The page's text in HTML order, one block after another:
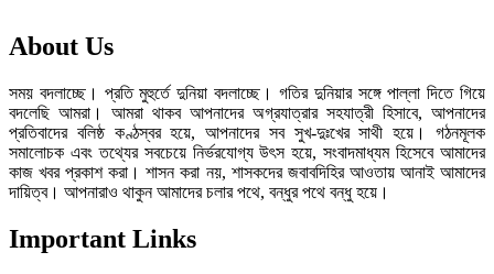
About Us
সময় বদলাচ্ছে। প্রতি মুহুর্তে দুনিয়া বদলাচ্ছে। গতির দুনিয়ার সঙ্গে পাল্লা দিতে গিয়ে
বদলেছি আমরা। আমরা থাকব আপনাদের অগ্রযাত্রার সহযাত্রী হিসাবে, আপনাদের
প্রতিবাদের বলিষ্ঠ কণ্ঠস্বর হয়ে, আপনাদের সব সুখ-দুঃখের সাথী হয়ে। গঠনমূলক
সমালোচক এবং তথ্যের সবচেয়ে নির্ভরযোগ্য উ‍ৎস হয়ে, সংবাদমাধ্যম হিসেবে আমাদের
কাজ খবর প্রকাশ করা। শাসন করা নয়, শাসকদের জবাবদিহির আওতায় আনাই আমাদের
দায়িত্ব। আপনারাও থাকুন আমাদের চলার পথে, বন্ধুর পথে বন্ধু হয়ে।
Important Links